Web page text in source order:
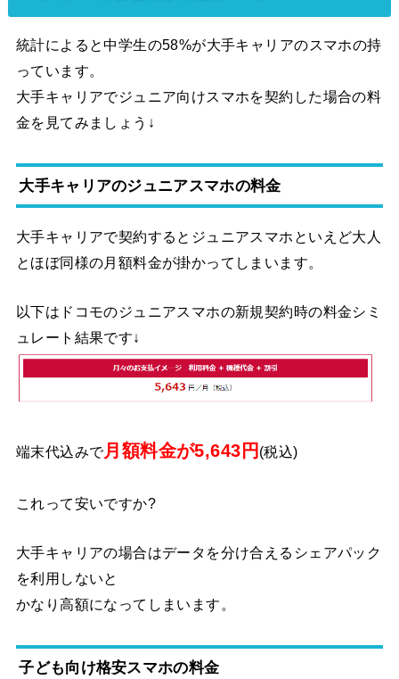
統計によると中学生の58%が大手キャリアのスマホの持
っています。
大手キャリアでジュニア向けスマホを契約した場合の料
金を見てみましょう↓
大手キャリアのジュニアスマホの料金
大手キャリアで契約するとジュニアスマホといえど大人
とほぼ同様の月額料金が掛かってしまいます。
以下はドコモのジュニアスマホの新規契約時の料金シミ
ュレート結果です↓
端末代込みで月額料金が5,643円 (税込)
これって安いですか?
大手キャリアの場合はデータを分け合えるシェアパック
を利用しないと
かなり高額になってしまいます。
子ども向け格安スマホの料金